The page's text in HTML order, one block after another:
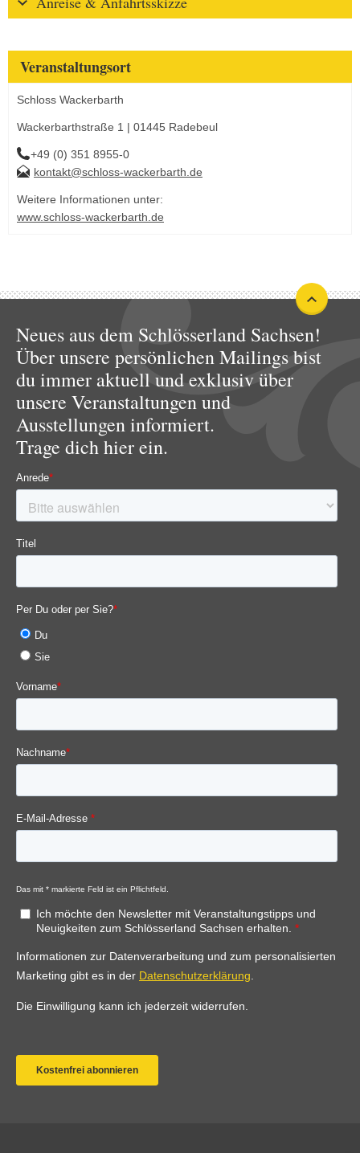
Veranstaltungsort
Schloss Wackerbarth
Wackerbarthstraße 1 | 01445 Radebeul
+49 (0) 351 8955-0
kontakt@schloss-wackerbarth.de
Weitere Informationen unter:
www.schloss-wackerbarth.de
Neues aus dem Schlösserland Sachsen!
Über unsere persönlichen Mailings bist
du immer aktuell und exklusiv über
unsere Veranstaltungen und
Ausstellungen informiert.
Trage dich hier ein.